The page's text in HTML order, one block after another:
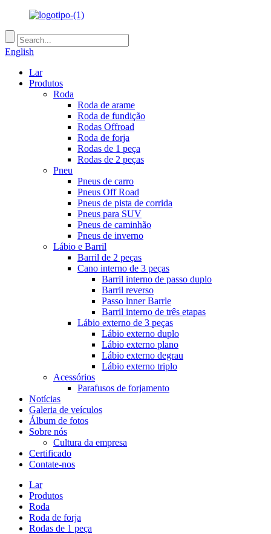
English
Lar
Produtos
Roda
Roda de arame
Roda de fundição
Rodas Offroad
Roda de forja
Rodas de 1 peça
Rodas de 2 peças
Pneu
Pneus de carro
Pneus Off Road
Pneus de pista de corrida
Pneus para SUV
Pneus de caminhão
Pneus de inverno
Lábio e Barril
Barril de 2 peças
Cano interno de 3 peças
Barril interno de passo duplo
Barril reverso
Passo lnner Barrle
Barril interno de três etapas
Lábio externo de 3 peças
Lábio externo duplo
Lábio externo plano
Lábio externo degrau
Lábio externo triplo
Acessórios
Parafusos de forjamento
Notícias
Galeria de veículos
Álbum de fotos
Sobre nós
Cultura da empresa
Certificado
Contate-nos
Lar
Produtos
Roda
Roda de forja
Rodas de 1 peça